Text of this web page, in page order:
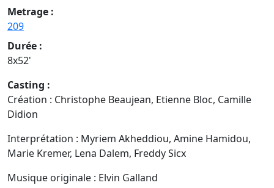
Metrage :
209
Durée :
8x52'
Casting :
Création : Christophe Beaujean, Etienne Bloc, Camille
Didion
Interprétation : Myriem Akheddiou, Amine Hamidou,
Marie Kremer, Lena Dalem, Freddy Sicx
Musique originale : Elvin Galland